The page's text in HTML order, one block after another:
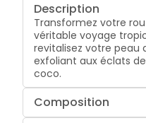
Description
Transformez votre
véritable voyage
revitalisez votre peau
exfoliant aux éclats
coco.
Composition